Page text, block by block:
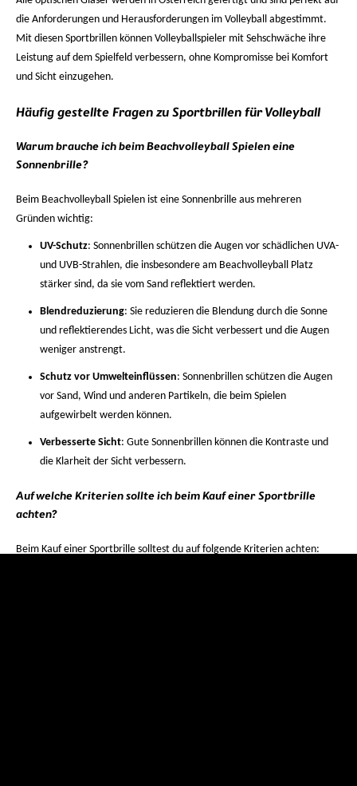
die Anforderungen und Herausforderungen im Volleyball abgestimmt.
Mit diesen Sportbrillen können Volleyballspieler mit Sehschwäche ihre
Leistung auf dem Spielfeld verbessern, ohne Kompromisse bei Komfort
und Sicht einzugehen.
Häufig gestellte Fragen zu Sportbrillen für Volleyball
Warum brauche ich beim Beachvolleyball Spielen eine
Sonnenbrille?
Beim Beachvolleyball Spielen ist eine Sonnenbrille aus mehreren
Gründen wichtig:
UV-Schutz: Sonnenbrillen schützen die Augen vor schädlichen UVA-
und UVB-Strahlen, die insbesondere am Beachvolleyball Platz
stärker sind, da sie vom Sand reflektiert werden.
Blendreduzierung: Sie reduzieren die Blendung durch die Sonne
und reflektierendes Licht, was die Sicht verbessert und die Augen
weniger anstrengt.
Schutz vor Umwelteinflüssen: Sonnenbrillen schützen die Augen
vor Sand, Wind und anderen Partikeln, die beim Spielen
aufgewirbelt werden können.
Verbesserte Sicht: Gute Sonnenbrillen können die Kontraste und
die Klarheit der Sicht verbessern.
Auf welche Kriterien sollte ich beim Kauf einer Sportbrille
achten?
Beim Kauf einer Sportbrille solltest du auf folgende Kriterien achten: